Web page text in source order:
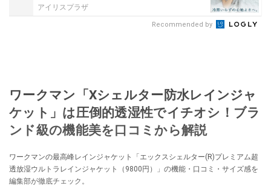
アイリスプラザ
Recommended by
ワークマン「Xシェルター防水レインジャ
ケット」は圧倒的透湿性でイチオシ！ブラ
ンド級の機能美を口コミから解説
ワークマンの最高峰レインジャケット「エックスシェルター(R)プレミアム超
透放湿ウルトラレインジャケット（9800円）」の機能・口コミ・サイズ感を
編集部が徹底チェック。